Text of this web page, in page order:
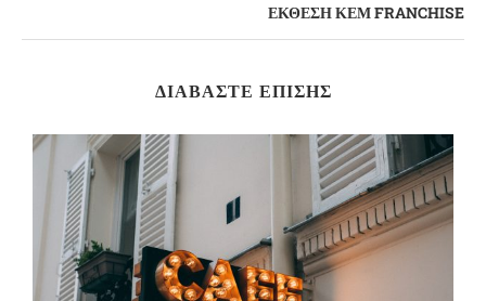
ΕΚΘΕΣΗ ΚΕΜ FRANCHISE
ΔΙΑΒΆΣΤΕ ΕΠΊΣΗΣ